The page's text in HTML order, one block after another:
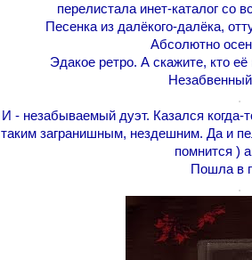
перелистала инет-каталог со
Песенка из далёкого-далёка,
Абсолютно
Эдакое ретро. А скажите, кто
.
И - незабываемый дуэт. Казался когда-
таким загранишным, нездешним. Да и
помнится )
Пошла в
.